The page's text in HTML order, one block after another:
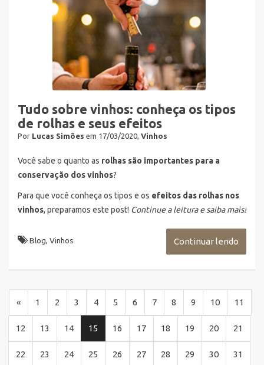
Tudo sobre vinhos: conheça os tipos
de rolhas e seus efeitos
Por Lucas Simões em 17/03/2020, Vinhos
Você sabe o quanto as rolhas são importantes para a
conservação dos vinhos?
Para que você conheça os tipos e os efeitos das rolhas nos
vinhos, preparamos este post! Continue a leitura e saiba mais!
Continuar lendo
Blog, Vinhos
« 1 2 3 4 5 6 7 8 9 10 11
12 13 14 15 (current)
16 17 18 19 20 21
22 23 24 25 26 27 28 29 30 31